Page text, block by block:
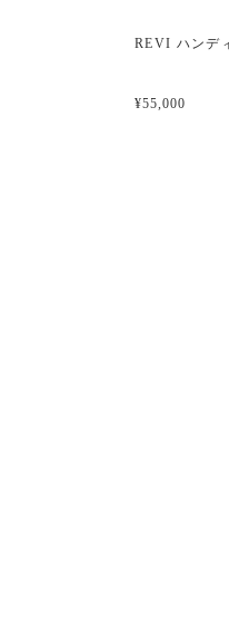
REVI ハンデ
¥55,000